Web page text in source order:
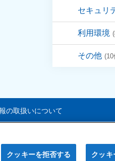
セキュリ
利用環境
その他 (10
の取扱いについて
Fire & Marine Insurance
クッキーを拒否する クッキ